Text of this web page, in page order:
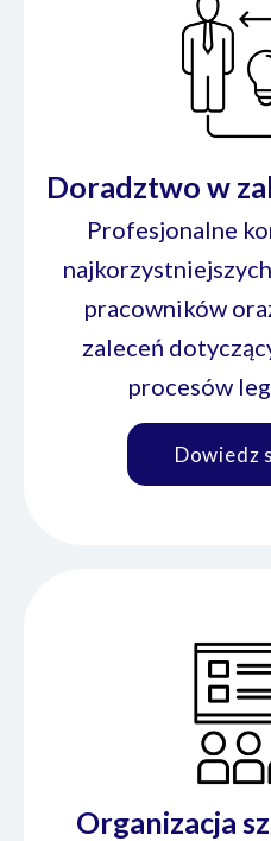
Doradztwo w
Profesjonalne
pracowników
zaleceń
procesów
Dowiedz
Organizacja